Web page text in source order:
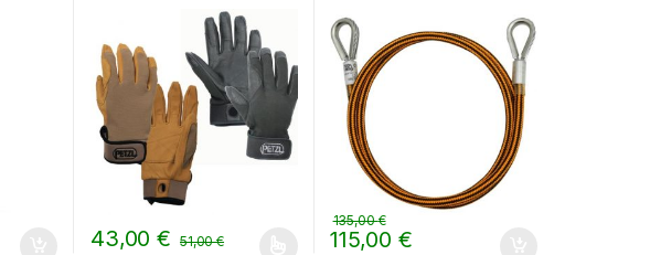
43,00€ 51,00€ 115,00 €
135,00€